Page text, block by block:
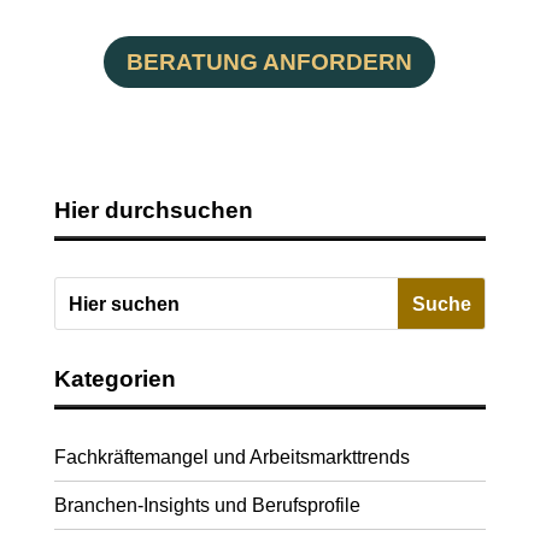
BERATUNG ANFORDERN
Hier durchsuchen
Kategorien
Fachkräftemangel und Arbeitsmarkttrends
Branchen-Insights und Berufsprofile